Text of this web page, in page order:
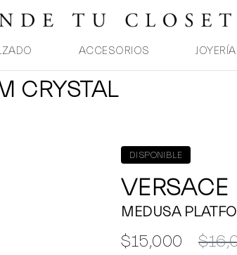
ACCESORIOS JOYERÍA
CRYSTAL
DISPONIBLE
VERSACE
MEDUSA
$15,000